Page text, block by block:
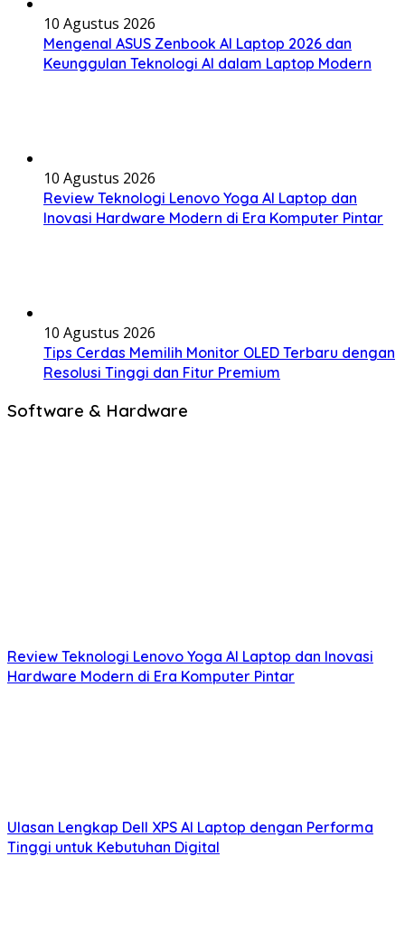
10 Agustus 2026
Mengenal ASUS Zenbook AI Laptop 2026 dan
Keunggulan Teknologi AI dalam Laptop Modern
10 Agustus 2026
Review Teknologi Lenovo Yoga AI Laptop dan
Inovasi Hardware Modern di Era Komputer Pintar
10 Agustus 2026
Tips Cerdas Memilih Monitor OLED Terbaru dengan
Resolusi Tinggi dan Fitur Premium
Software & Hardware
Review Teknologi Lenovo Yoga AI Laptop dan Inovasi
Hardware Modern di Era Komputer Pintar
Ulasan Lengkap Dell XPS AI Laptop dengan Performa
Tinggi untuk Kebutuhan Digital